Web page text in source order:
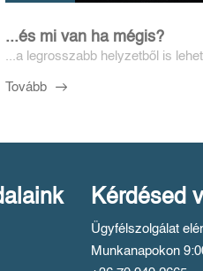
...és mi van ha mégis?
...a legrosszabb helyzetből is lehet
Tovább
Kérdésed
Ügyfélszolgálat
Munkanapokon